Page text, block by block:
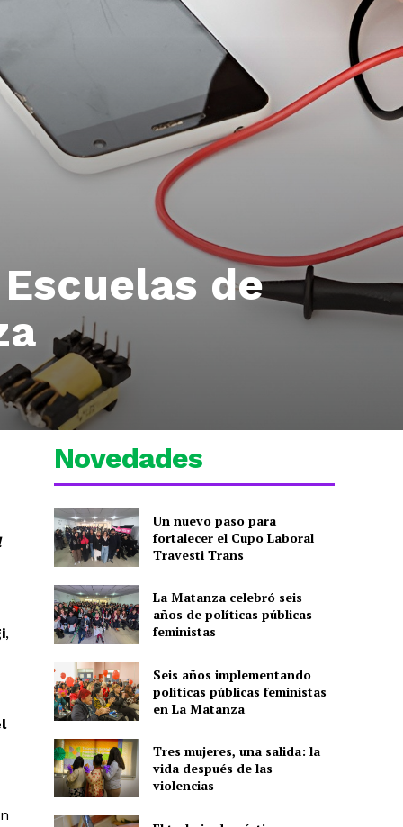
de
,
Novedades
Un nuevo paso para
fortalecer el Cupo Laboral
Travesti Trans
La Matanza celebró seis
años de políticas públicas
feministas
Seis años implementando
políticas públicas feministas
en La Matanza
Tres mujeres, una salida: la
vida después de las
violencias